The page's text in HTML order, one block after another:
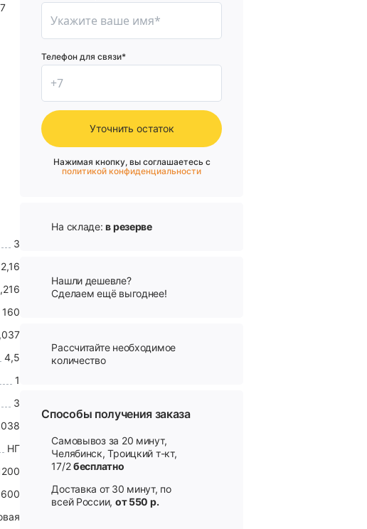
3
2,16
160
4,5
1
3
НГ
600
Телефон для связи*
Уточнить остаток
Нажимая кнопку, вы соглашаетесь с
политикой конфиденциальности
На складе:в резерве
Нашли дешевле?
Сделаем ещё выгоднее!
Рассчитайте необходимое
количество
Способы получения заказа
Самовывоз за 20 минут,
Челябинск, Троицкий т-кт,
17/2бесплатно
Доставка от 30 минут, по
всей России, от 550 р.